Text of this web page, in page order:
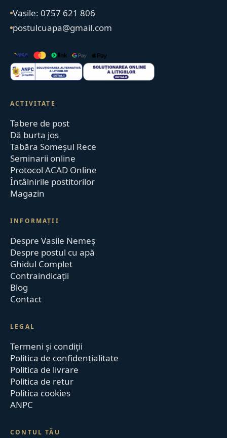
Vasile: 0757 621 806
postulcuapa@gmail.com
ACTIVITATE
Tabere de post
Dă burta jos
Tabăra Someșul Rece
Seminarii online
Protocol ACAD Online
Întâlnirile postitorilor
Magazin
INFORMAȚII
Despre Vasile Nemeș
Despre postul cu apă
Ghidul Complet
Contraindicații
Blog
Contact
LEGAL
Termeni și condiții
Politica de confidențialitate
Politica de livrare
Politica de retur
Politica cookies
ANPC
CONTUL TĂU